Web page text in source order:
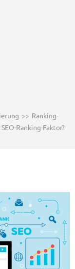
>> Ranking-
Ranking-Faktor?